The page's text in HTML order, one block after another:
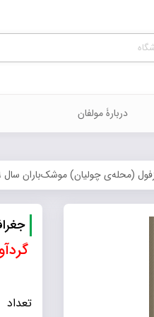
دربارۀ مولفان
(محله‌ی چولیان) موشک‌باران سال 1359
تعداد